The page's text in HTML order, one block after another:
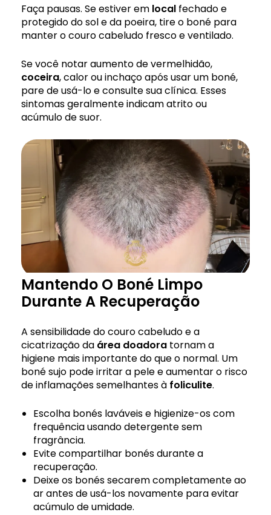
Faça pausas. Se estiver em local fechado e
protegido do sol e da poeira, tire o boné para
manter o couro cabeludo fresco e ventilado.
Se você notar aumento de vermelhidão,
coceira, calor ou inchaço após usar um boné,
pare de usá-lo e consulte sua clínica. Esses
sintomas geralmente indicam atrito ou
acúmulo de suor.
Mantendo O Boné Limpo
Durante A Recuperação
A sensibilidade do couro cabeludo e a
cicatrização da área doadora tornam a
higiene mais importante do que o normal. Um
boné sujo pode irritar a pele e aumentar o risco
de inflamações semelhantes à foliculite.
Escolha bonés laváveis e higienize-os com
frequência usando detergente sem
fragrância.
Evite compartilhar bonés durante a
recuperação.
Deixe os bonés secarem completamente ao
ar antes de usá-los novamente para evitar
acúmulo de umidade.